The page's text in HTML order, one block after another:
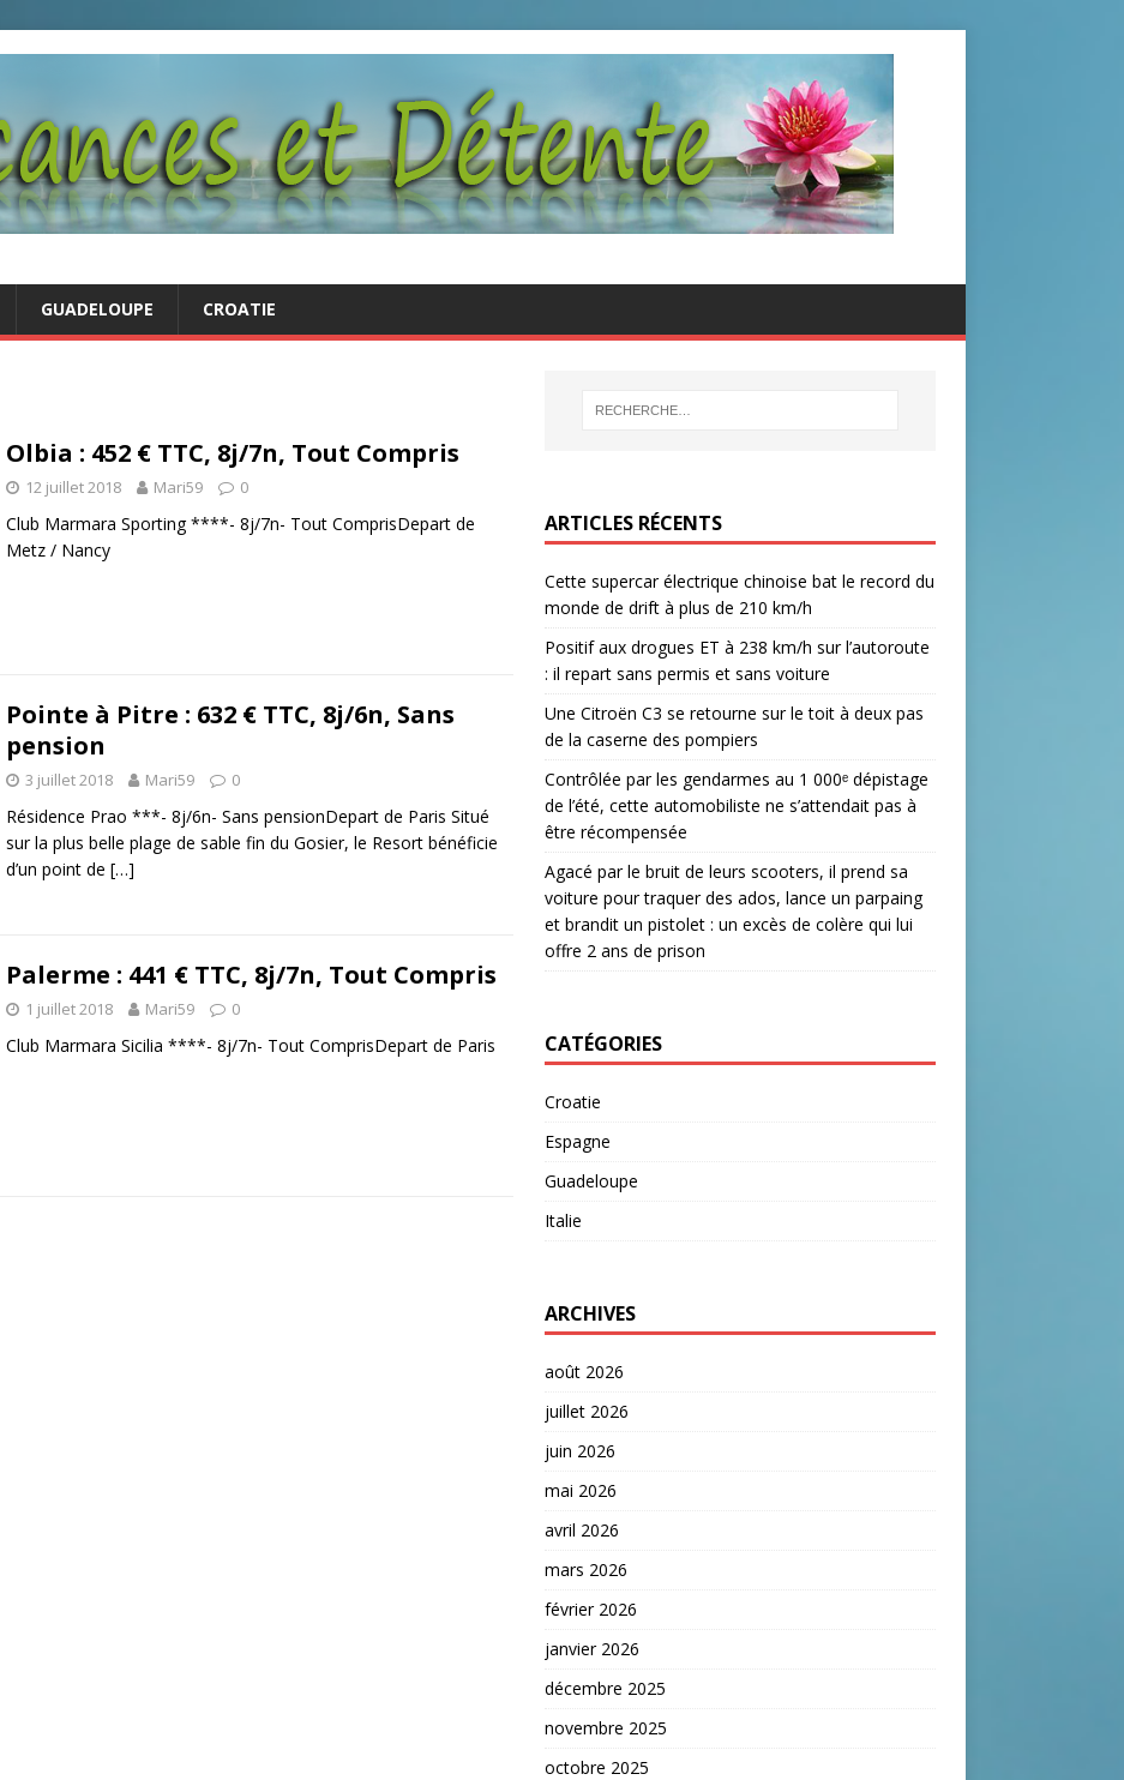
GUADELOUPE CROATIE
Olbia : 452 € TTC, 8j/7n, Tout Compris
12 juillet 2018 Mari59 0
Club Marmara Sporting ****- 8j/7n- Tout ComprisDepart de
Metz / Nancy
Pointe à Pitre : 632 € TTC, 8j/6n, Sans
pension
3 juillet 2018 Mari59 0
Résidence Prao ***- 8j/6n- Sans pensionDepart de Paris Situé
sur la plus belle plage de sable fin du Gosier, le Resort bénéficie
d’un point de […]
Palerme : 441 € TTC, 8j/7n, Tout Compris
1 juillet 2018 Mari59 0
Club Marmara Sicilia ****- 8j/7n- Tout ComprisDepart de Paris
ARTICLES RÉCENTS
Cette supercar électrique chinoise bat le record du
monde de drift à plus de 210 km/h
Positif aux drogues ET à 238 km/h sur l’autoroute
: il repart sans permis et sans voiture
Une Citroën C3 se retourne sur le toit à deux pas
de la caserne des pompiers
Contrôlée par les gendarmes au 1 000ᵉ dépistage
de l’été, cette automobiliste ne s’attendait pas à
être récompensée
Agacé par le bruit de leurs scooters, il prend sa
voiture pour traquer des ados, lance un parpaing
et brandit un pistolet : un excès de colère qui lui
offre 2 ans de prison
CATÉGORIES
Croatie
Espagne
Guadeloupe
Italie
ARCHIVES
août 2026
juillet 2026
juin 2026
mai 2026
avril 2026
mars 2026
février 2026
janvier 2026
décembre 2025
novembre 2025
octobre 2025